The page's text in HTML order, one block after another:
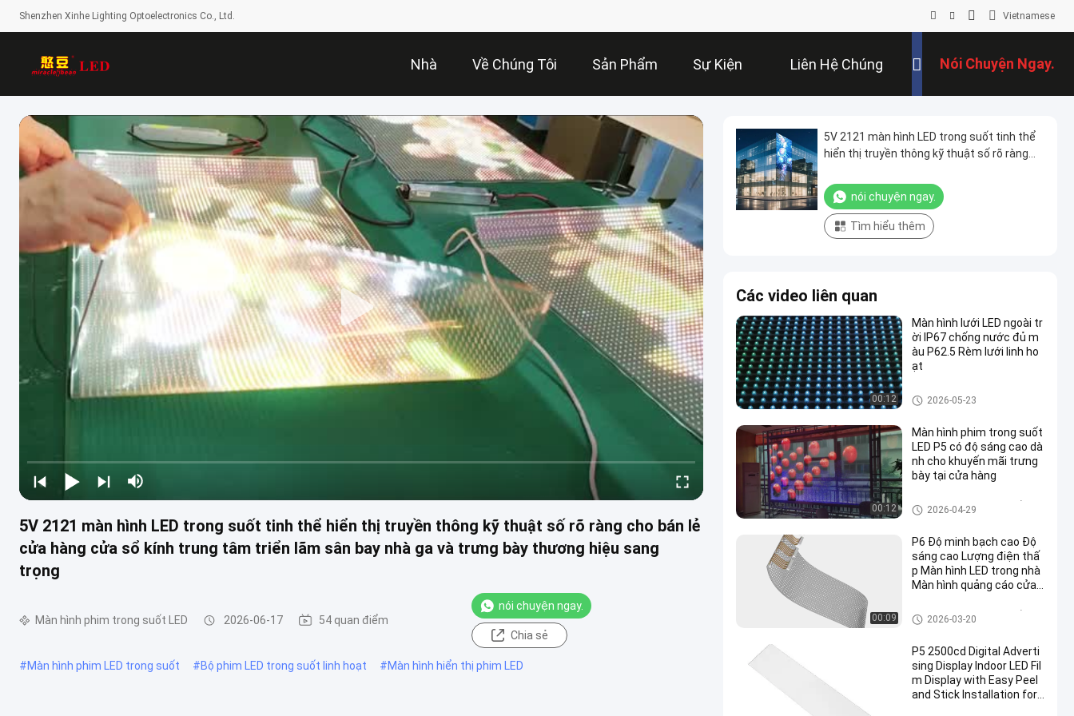
Shenzhen Xinhe Lighting Optoelectronics Co., Ltd. Vietnamese
Nhà Về Chúng Tôi Sản Phẩm Sự Kiện Liên Hệ Chúng
Tôi
Nói Chuyện Ngay.
5V 2121 màn hình LED trong suốt tinh thể hiển thị truyền thông kỹ thuật số rõ ràng cho bán lẻ
cửa hàng cửa sổ kính trung tâm triển lãm sân bay nhà ga và trưng bày thương hiệu sang
trọng
Màn hình phim trong suốt LED 2026-06-17 54 quan điểm
nói chuyện ngay.
Chia sẻ
#Màn hình phim LED trong suốt #Bộ phim LED trong suốt linh hoạt #Màn hình hiển thị phim LED
5V 2121 màn hình LED trong suốt tinh thể
hiển thị truyền thông kỹ thuật số rõ ràng
triển lãm sân bay nhà ga và trưng bày
thương hiệu sang trọng
nói chuyện ngay.
Tìm hiểu thêm
Các video liên quan
00:12
Màn hình lưới LED ngoài tr
ời IP67 chống nước đủ m
àu P62.5 Rèm lưới linh ho
ạt
Màn hình lưới LED
2026-05-23
00:12
Màn hình phim trong suốt
LED P5 có độ sáng cao dà
nh cho khuyến mãi trưng
bày tại cửa hàng
Màn hình phim trong suốt LED
2026-04-29
00:09
P6 Độ minh bạch cao Độ
sáng cao Lượng điện thấ
p Màn hình LED trong nhà
Màn hình quảng cáo cửa
Màn hình phim trong suốt LED
2026-03-20
P5 2500cd Digital Adverti
sing Display Indoor LED Fil
m Display with Easy Peel
and Stick Installation for